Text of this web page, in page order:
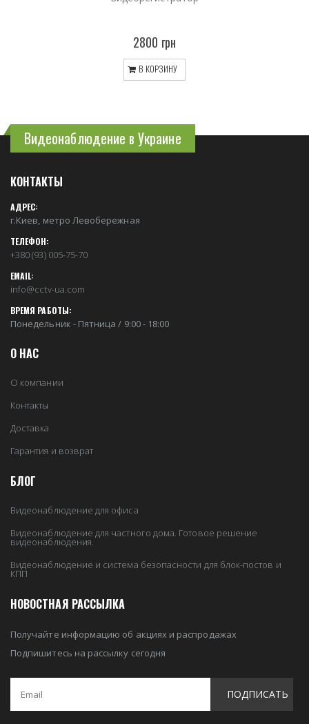
2800 грн
В КОРЗИНУ
Видеонаблюдение в Украине
КОНТАКТЫ
АДРЕС:
г.Киев, метро Левобережная
ТЕЛЕФОН:
+380 (93) 005-75-70
EMAIL:
info@cctv-ua.com
ВРЕМЯ РАБОТЫ:
Понедельник - Пятница / 9:00 - 18:00
О НАС
О компании
Контакты
Доставка
Гарантия и возврат
БЛОГ
Видеонаблюдение для офиса
Видеонаблюдение для частного дома. Готовое решение
видеонаблюдения.
Видеонаблюдение и система безопасности для блок-постов и
КПП
НОВОСТНАЯ РАССЫЛКА
Получайте информацию об акциях и распродажах
Подпишитесь на рассылку сегодня
ПОДПИСАТЬ